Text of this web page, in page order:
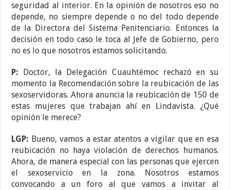
seguridad al interior. En la opinión de nosotros eso no
depende, no siempre depende o no del todo depende
de la Directora del Sistema Penitenciario. Entonces la
decisión en todo caso le toca al Jefe de Gobierno, pero
no es lo que nosotros estamos solicitando.
P: Doctor, la Delegación Cuauhtémoc rechazó en su
momento la Recomendación sobre la reubicación de las
sexoservidoras. Ahora anuncia la reubicación de 150 de
estas mujeres que trabajan ahí en Lindavista. ¿Qué
opinión le merece?
LGP: Bueno, vamos a estar atentos a vigilar que en esa
reubicación no haya violación de derechos humanos.
Ahora, de manera especial con las personas que ejercen
el sexoservicio en la zona. Nosotros estamos
convocando a un foro al que vamos a invitar al